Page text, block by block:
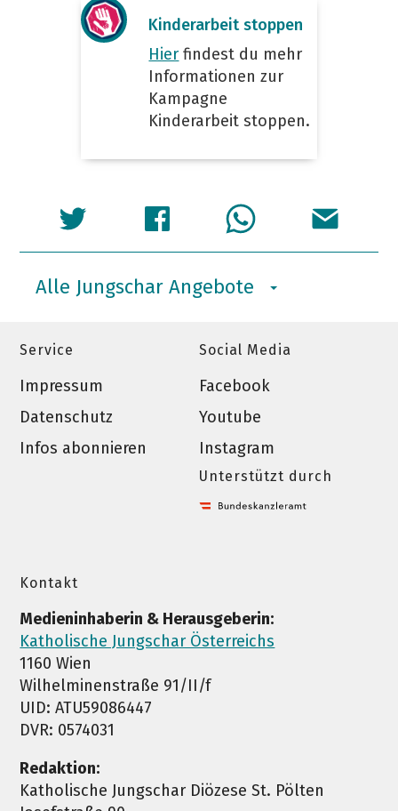
Kinderarbeit stoppen
Hier findest du mehr
Informationen zur
Kampagne
Kinderarbeit stoppen.
Alle Jungschar Angebote
Service
Impressum
Datenschutz
Infos abonnieren
Social Media
Facebook
Youtube
Instagram
Unterstützt durch
Kontakt
Medieninhaberin & Herausgeberin:
Katholische Jungschar Österreichs
1160 Wien
Wilhelminenstraße 91/II/f
UID: ATU59086447
DVR: 0574031
Redaktion:
Katholische Jungschar Diözese St. Pölten